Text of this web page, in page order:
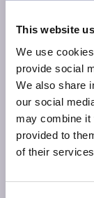
This website
We use
provide social
We also share
our social
may combine it
provided to
of their
u klaar.
Populaire
Fillers
Liposculpture
miraDry
ATS Kliniek